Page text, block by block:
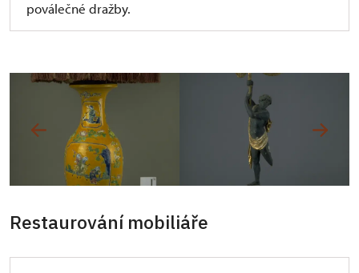
poválečné dražby.
Restaurování mobiliáře